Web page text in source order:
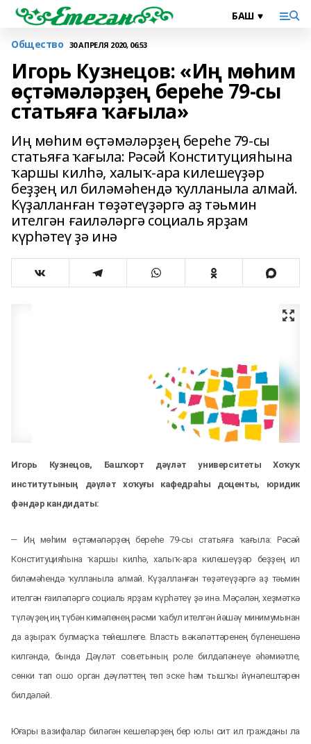
Общество 30 АПРЕЛЯ 2020, 06:53
Игорь Кузнецов: «Иң мөһим
өҫтәмәләрҙең береһе 79-сы
статьяға ҡағыла»
Иң мөһим өҫтәмәләрҙең береһе 79-сы
статьяға ҡағыла: Рәсәй Конституцияһына
ҡаршы килһә, халыҡ-ара килешеүҙәр
беҙҙең ил биләмәһендә ҡулланыла алмай.
Күҙалланған төҙәтеүҙәргә аҙ тәьмин
ителгән ғаиләләргә социаль ярҙам
күрһәтеү ҙә инә
Игорь Кузнецов, Башҡорт дәүләт университеты Хоҡуҡ
институтының дәүләт хоҡуғы кафедраһы доценты, юридик
фәндәр кандидаты:
–Иң мөһим өҫтәмәләрҙең береһе 79-сы статьяға ҡағыла: Рәсәй
Конституцияһына ҡаршы килһә, халыҡ-ара килешеүҙәр беҙҙең ил
биләмәһендә ҡулланыла алмай. Күҙалланған төҙәтеүҙәргә аҙ тәьмин
ителгән ғаиләләргә социаль ярҙам күрһәтеү ҙә инә. Мәҫәлән, хеҙмәткә
түләүҙең иң түбән кимәленең рәсми ҡабул ителгән йәшәү минимумынан
да аҙыраҡ булмаҫҡа тейешлеге. Власть вәкәләттәренең бүленешенә
килгәндә, бында Дәүләт советының роле билдәләнеүе әһәмиәтле,
сөнки тап ошо орган дәүләттең төп эске һәм тышҡы йүнәлештәрен
билдәләй.
Юғары вазифалар биләгән кешеләрҙең бер юлы сит ил гражданы ла